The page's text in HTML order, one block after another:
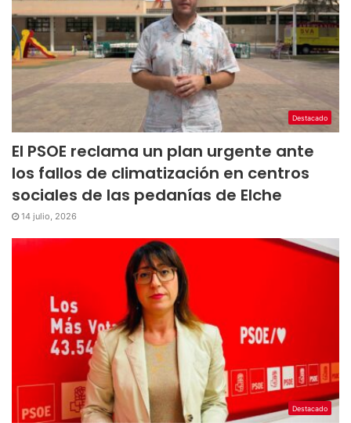
Destacado
El PSOE reclama un plan urgente ante
los fallos de climatización en centros
sociales de las pedanías de Elche
14 julio, 2026
Destacado